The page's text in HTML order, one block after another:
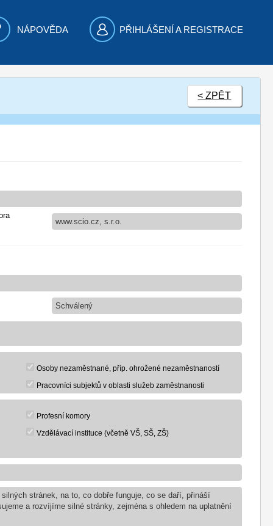
NÁPOVĚDA PŘIHLÁŠENÍ A REGISTRACE
< ZPĚT
www.scio.cz, s.r.o.
Schválený
Osoby nezaměstnané, příp. ohrožené nezaměstnaností
Pracovníci subjektů v oblasti služeb zaměstnanosti
Profesní komory
Vzdělávací instituce (včetně VŠ, SŠ, ZŠ)
stránek, na to, co dobře funguje, co se daří, přináší
a rozvíjíme silné stránky, zejména s ohledem na uplatnění